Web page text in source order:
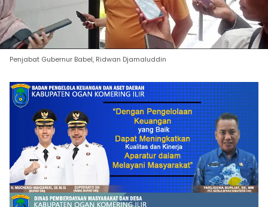
Penjabat Gubernur Babel, Ridwan Djamaluddin